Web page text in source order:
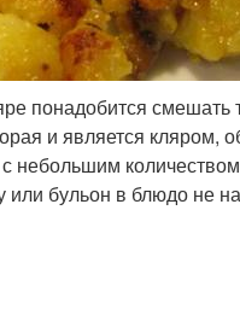
понадобится смешать
и является кляром,
небольшим
или бульон в блюдо не